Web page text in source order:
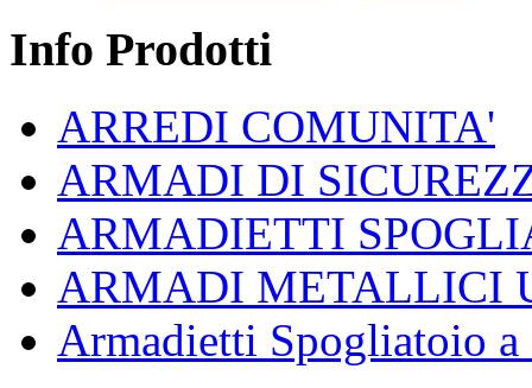
Info Prodotti
ARREDI COMUNITA'
ARMADI DI
ARMADIETTI
ARMADI METALLICI
Armadietti Spogliatoio a